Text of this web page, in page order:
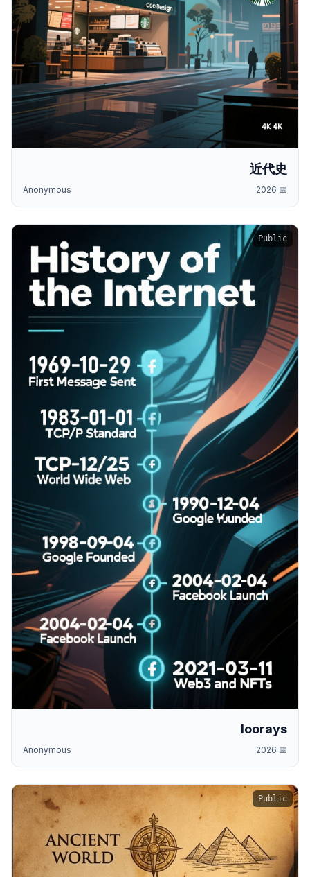
近代史
📅
2026
Anonymous
Public
loorays
📅
2026
Anonymous
Public